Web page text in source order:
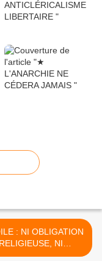
: NI OBLIGATION
RELIGIEUSE, NI
ÉTATIQUE